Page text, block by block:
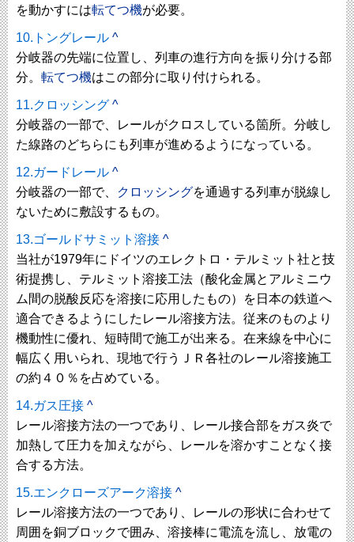
を動かすには転てつ機が必要。
10.トングレール ^
分岐器の先端に位置し、列車の進行方向を振り分ける部
分。 転てつ機はこの部分に取り付けられる。
11.クロッシング ^
分岐器の一部で、レールがクロスしている箇所。分岐し
た線路のどちらにも列車が進めるようになっている。
12.ガードレール ^
分岐器の一部で、
クロッシングを通過する列車が脱線し
ないために敷設するもの。
13.ゴールドサミット溶接 ^
当社が1979年にドイツのエレクトロ・テルミット社と技
術提携し、テルミット溶接工法（酸化金属とアルミニウ
ム間の脱酸反応を溶接に応用したもの）を日本の鉄道へ
適合できるようにしたレール溶接方法。従来のものより
機動性に優れ、短時間で施工が出来る。在来線を中心に
幅広く用いられ、現地で行うＪＲ各社のレール溶接施工
の約４０％を占めている。
14.ガス圧接 ^
レール溶接方法の一つであり、レール接合部をガス炎で
加熱して圧力を加えながら、レールを溶かすことなく接
合する方法。
15.エンクローズアーク溶接 ^
レール溶接方法の一つであり、レールの形状に合わせて
周囲を銅ブロックで囲み、溶接棒に電流を流し、放電の